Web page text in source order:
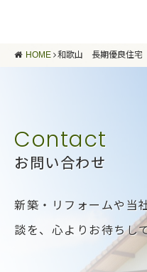
HOME 和歌山 長期優良住宅
お問い合わせ
新築・リフォームや当
談を、 心よりお待ちし